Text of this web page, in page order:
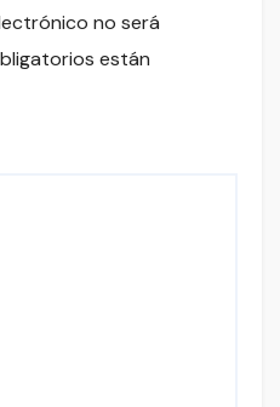
no será
están